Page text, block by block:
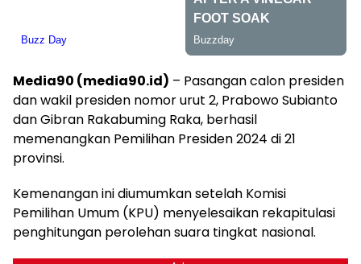
Media90 (media90.id) – Pasangan calon presiden
dan wakil presiden nomor urut 2, Prabowo Subianto
dan Gibran Rakabuming Raka, berhasil
memenangkan Pemilihan Presiden 2024 di 21
provinsi.
Kemenangan ini diumumkan setelah Komisi
Pemilihan Umum (KPU) menyelesaikan rekapitulasi
penghitungan perolehan suara tingkat nasional.